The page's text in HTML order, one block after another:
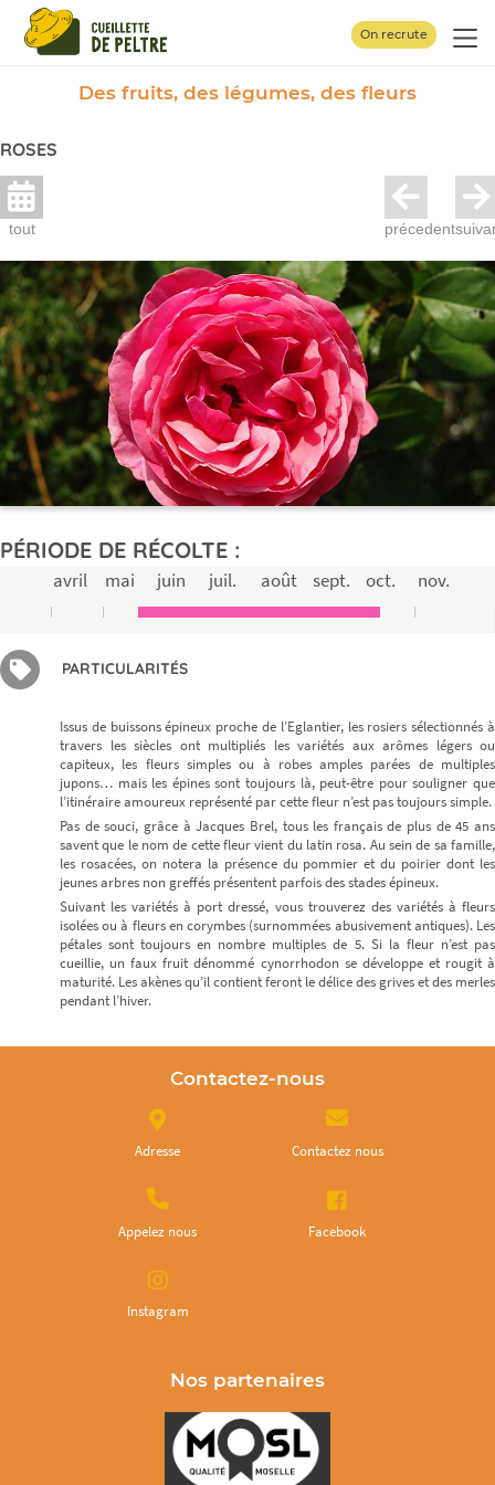
On recrute
Des fruits, des légumes, des fleurs
ROSES
tout précedent
PÉRIODE DE RÉCOLTE :
avril mai juin juil. août sept. oct. nov.
PARTICULARITÉS
Issus de buissons épineux proche de l’Eglantier, les rosiers sélectionnés à
travers les siècles ont multipliés les variétés aux arômes légers ou
capiteux, les fleurs simples ou à robes amples parées de multiples
jupons… mais les épines sont toujours là, peut-être pour souligner que
l’itinéraire amoureux représenté par cette fleur n’est pas toujours simple.
Pas de souci, grâce à Jacques Brel, tous les français de plus de 45 ans
savent que le nom de cette fleur vient du latin rosa. Au sein de sa famille,
les rosacées, on notera la présence du pommier et du poirier dont les
jeunes arbres non greffés présentent parfois des stades épineux.
Suivant les variétés à port dressé, vous trouverez des variétés à fleurs
isolées ou à fleurs en corymbes (surnommées abusivement antiques). Les
pétales sont toujours en nombre multiples de 5. Si la fleur n’est pas
cueillie, un faux fruit dénommé cynorrhodon se développe et rougit à
maturité. Les akènes qu’il contient feront le délice des grives et des merles
pendant l’hiver.
Contactez-nous
Adresse Contactez nous
Appelez nous Facebook
Instagram
Nos partenaires
Panneau de gestion des cookies